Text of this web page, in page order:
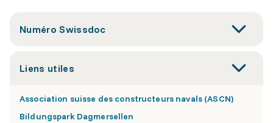
Numéro Swissdoc
Liens utiles
Association suisse des constructeurs navals (ASCN)
Bildungspark Dagmersellen